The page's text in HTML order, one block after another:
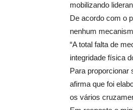
mobilizando
De acordo com o
nenhum
“A total falta de
integridade física
Para proporcionar
afirma que foi
os vários